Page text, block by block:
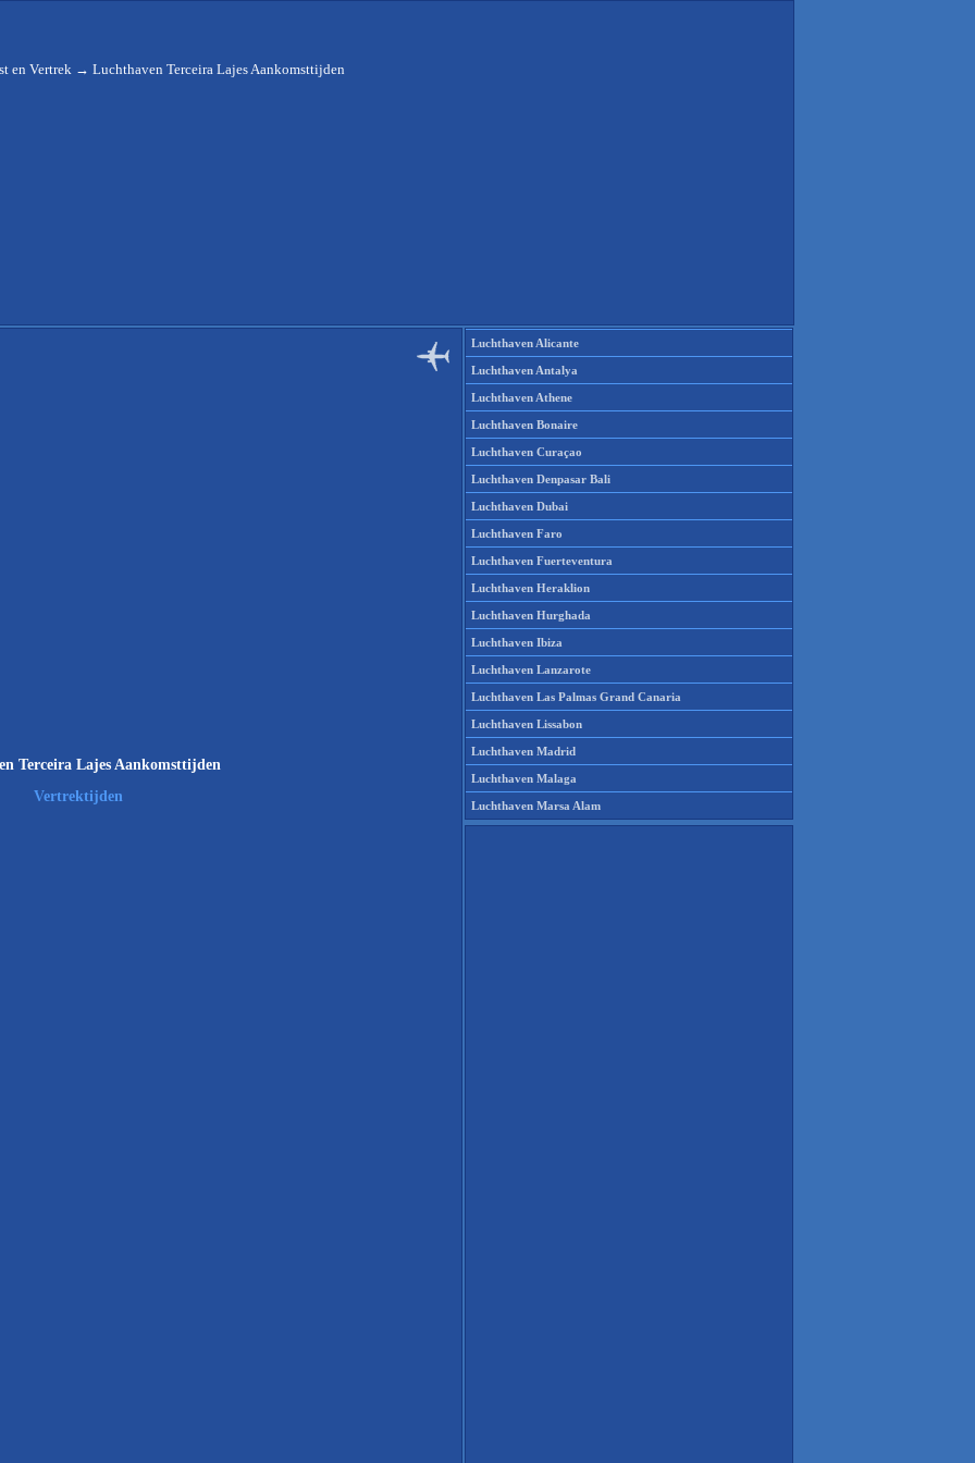
en Vertrek → Luchthaven Terceira Lajes Aankomsttijden
Terceira Lajes Aankomsttijden
Vertrektijden
Luchthaven Alicante
Luchthaven Antalya
Luchthaven Athene
Luchthaven Bonaire
Luchthaven Curaçao
Luchthaven Denpasar Bali
Luchthaven Dubai
Luchthaven Faro
Luchthaven Fuerteventura
Luchthaven Heraklion
Luchthaven Hurghada
Luchthaven Ibiza
Luchthaven Lanzarote
Luchthaven Las Palmas Grand Canaria
Luchthaven Lissabon
Luchthaven Madrid
Luchthaven Malaga
Luchthaven Marsa Alam